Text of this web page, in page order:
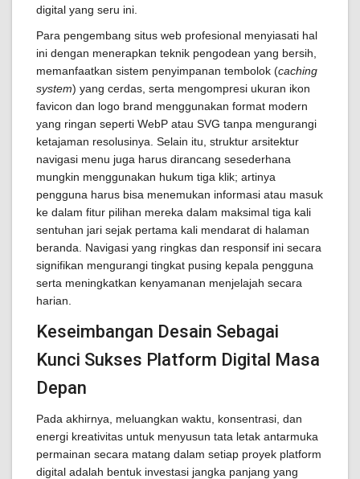
digital yang seru ini.
Para pengembang situs web profesional menyiasati hal
ini dengan menerapkan teknik pengodean yang bersih,
memanfaatkan sistem penyimpanan tembolok (caching
system) yang cerdas, serta mengompresi ukuran ikon
favicon dan logo brand menggunakan format modern
yang ringan seperti WebP atau SVG tanpa mengurangi
ketajaman resolusinya. Selain itu, struktur arsitektur
navigasi menu juga harus dirancang sesederhana
mungkin menggunakan hukum tiga klik; artinya
pengguna harus bisa menemukan informasi atau masuk
ke dalam fitur pilihan mereka dalam maksimal tiga kali
sentuhan jari sejak pertama kali mendarat di halaman
beranda. Navigasi yang ringkas dan responsif ini secara
signifikan mengurangi tingkat pusing kepala pengguna
serta meningkatkan kenyamanan menjelajah secara
harian.
Keseimbangan Desain Sebagai
Kunci Sukses Platform Digital Masa
Depan
Pada akhirnya, meluangkan waktu, konsentrasi, dan
energi kreativitas untuk menyusun tata letak antarmuka
permainan secara matang dalam setiap proyek platform
digital adalah bentuk investasi jangka panjang yang